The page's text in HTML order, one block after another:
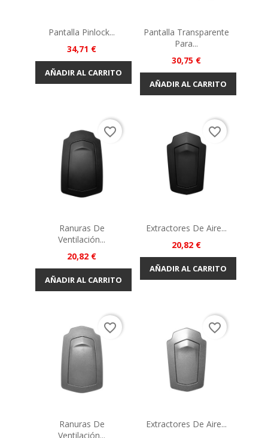
Pantalla Pinlock...
Precio
34,71 €
AÑADIR AL CARRITO
Pantalla Transparente
Para...
Precio
30,75 €
AÑADIR AL CARRITO
Ranuras De
Ventilación...
Precio
20,82 €
AÑADIR AL CARRITO
favorite_border
Extractores De Aire...
Precio
20,82 €
AÑADIR AL CARRITO
favorite_border
Ranuras De
Ventilación...
favorite_border
Extractores De Aire...
favorite_border